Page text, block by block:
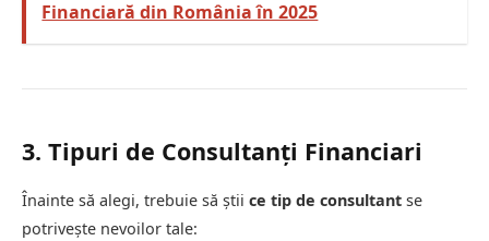
Financiară din România în 2025
3. Tipuri de Consultanți Financiari
Înainte să alegi, trebuie să știi ce tip de consultant se
potrivește nevoilor tale: